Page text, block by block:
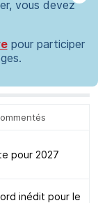
vous devez
pour participer
pour 2027
inédit pour le